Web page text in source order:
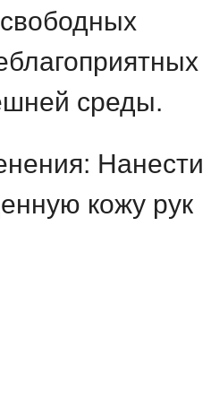
среды.
: Нанести
кожу рук